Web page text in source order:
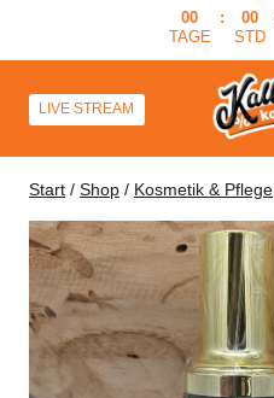
00
TAGE
:
00
STD
LIVE STREAM
Start / Shop / Kosmetik & Pflege